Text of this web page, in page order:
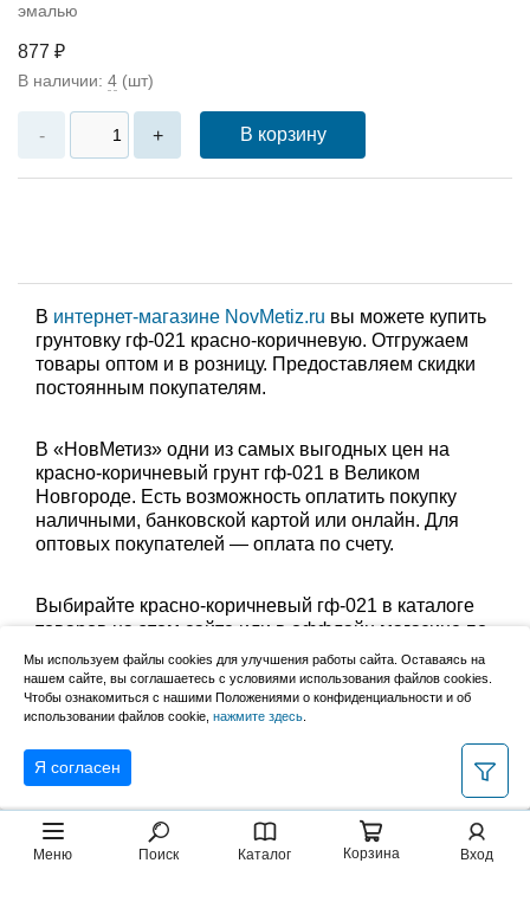
Меню Поиск Каталог Корзина Вход
эмалью
877 ₽
В наличии: 4 (шт)
- + В корзину
В интернет-магазине NovMetiz.ru вы можете купить
грунтовку гф-021 красно-коричневую. Отгружаем
товары оптом и в розницу. Предоставляем скидки
постоянным покупателям.
В «НовМетиз» одни из самых выгодных цен на
красно-коричневый грунт гф-021 в Великом
Новгороде. Есть возможность оплатить покупку
наличными, банковской картой или онлайн. Для
оптовых покупателей — оплата по счету.
Выбирайте красно-коричневый гф-021 в каталоге
товаров на этом сайте или в оффлайн магазине по
адресу: Великий Новгород, Сырковское шоссе, 8а
(по будням с 9:00 до 17:00, в субботу с 9:00 до
13:00). Забрать заказ можно лично в пункте выдачи
или оформить доставку до дома.
Мы используем файлы cookies для улучшения работы сайта. Оставаясь на
нашем сайте, вы соглашаетесь с условиями использования файлов cookies.
Чтобы ознакомиться с нашими Положениями о конфиденциальности и об
использовании файлов cookie, нажмите здесь
Я согласен